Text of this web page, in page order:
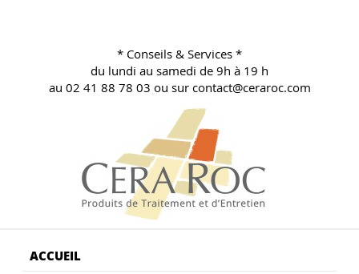
* Conseils & Services *
du lundi au samedi de 9h à 19 h
au 02 41 88 78 03 ou sur contact@ceraroc.com
ACCUEIL